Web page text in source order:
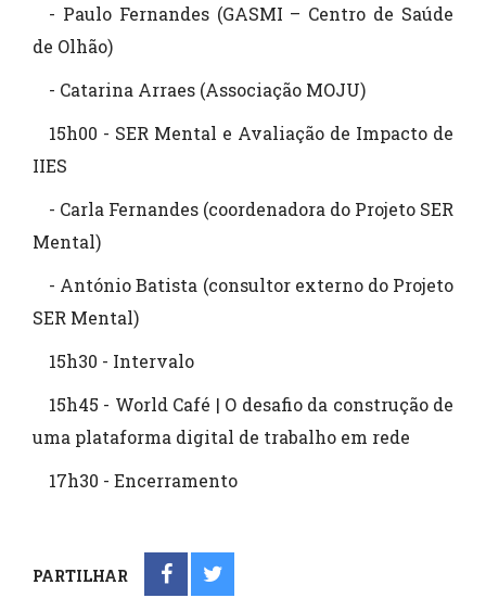
- Paulo Fernandes (GASMI – Centro de Saúde
de Olhão)
- Catarina Arraes (Associação MOJU)
15h00 - SER Mental e Avaliação de Impacto de
IIES
- Carla Fernandes (coordenadora do Projeto SER
Mental)
- António Batista (consultor externo do Projeto
SER Mental)
15h30 - Intervalo
15h45 - World Café | O desafio da construção de
uma plataforma digital de trabalho em rede
17h30 - Encerramento
PARTILHAR